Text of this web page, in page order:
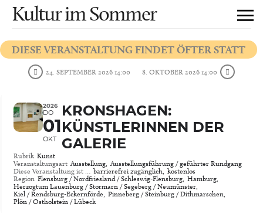
Kultur im Sommer
DIESE VERANSTALTUNG FINDET ÖFTER STATT
24. SEPTEMBER 2026 14:00 8. OKTOBER 2026 14:00
2026
DO
01
OKT
KRONSHAGEN:
KÜNSTLERINNEN DER
GALERIE
Rubrik Kunst
Veranstaltungsart Ausstellung, Ausstellungsführung / geführter Rundgang
Diese Veranstaltung ist … barrierefrei zugänglich, kostenlos
Region Flensburg / Nordfriesland / Schleswig-Flensburg, Hamburg,
Herzogtum Lauenburg / Stormarn / Segeberg / Neumünster,
Kiel / Rendsburg-Eckernförde, Pinneberg / Steinburg / Dithmarschen,
Plön / Ostholstein / Lübeck